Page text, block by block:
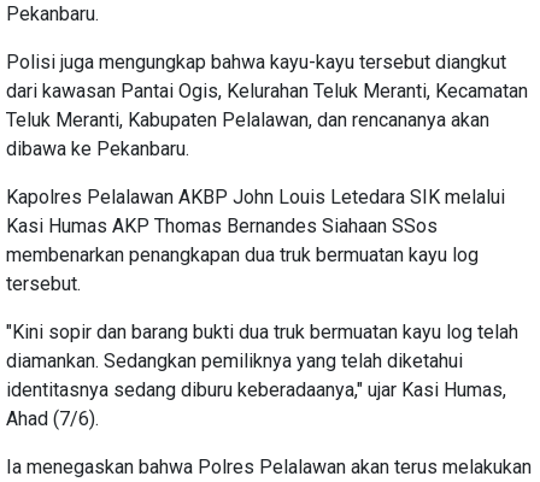
Pekanbaru.
Polisi juga mengungkap bahwa kayu-kayu tersebut diangkut
dari kawasan Pantai Ogis, Kelurahan Teluk Meranti, Kecamatan
Teluk Meranti, Kabupaten Pelalawan, dan rencananya akan
dibawa ke Pekanbaru.
Kapolres Pelalawan AKBP John Louis Letedara SIK melalui
Kasi Humas AKP Thomas Bernandes Siahaan SSos
membenarkan penangkapan dua truk bermuatan kayu log
tersebut.
"Kini sopir dan barang bukti dua truk bermuatan kayu log telah
diamankan. Sedangkan pemiliknya yang telah diketahui
identitasnya sedang diburu keberadaanya," ujar Kasi Humas,
Ahad (7/6).
Ia menegaskan bahwa Polres Pelalawan akan terus melakukan